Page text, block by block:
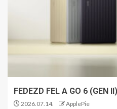
FEDEZD FEL A GO 6 (GEN
2026.07.14. ApplePie